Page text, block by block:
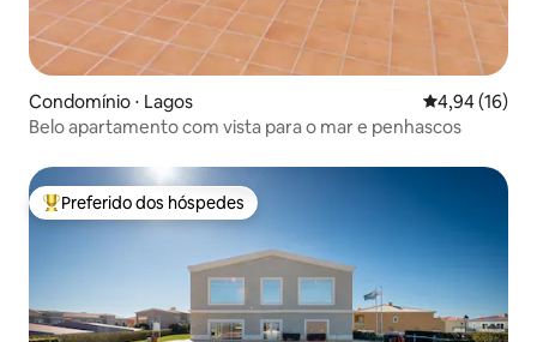
Condomínio ⋅ Lagos 4,94 de uma
4,94 (16)
Belo apartamento com vista para o mar e penhascos
Entre os melhores preferidos dos hóspedes
Preferido dos hóspedes